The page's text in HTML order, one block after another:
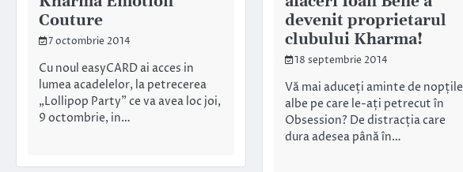
Couture
7 octombrie 2014
Cu noul easyCARD ai acces in
lumea acadelelor, la petrecerea
„Lollipop Party” ce va avea loc joi,
9 octombrie, in…
devenit proprietarul
clubului Kharma!
18 septembrie 2014
Vă mai aduceți aminte de nopțile
albe pe care le-ați petrecut în
Obsession? De distracția care
dura adesea până în…